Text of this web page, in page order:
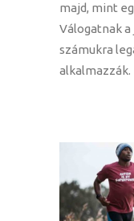
majd, mint
Válogatnak
számukra
alkalmazzák.